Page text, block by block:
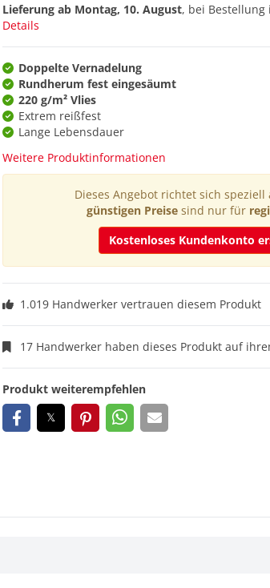
Lieferung ab Montag, 10. August, bei
Details
Doppelte Vernadelung
Rundherum fest eingesäumt
220 g/m² Vlies
Extrem reißfest
Lange Lebensdauer
Weitere Produktinformationen
Dieses Angebot richtet sich speziell
günstigen Preise sind nur für
Kostenloses Kundenkonto
1.019 Handwerker vertrauen diesem Produkt
17 Handwerker haben dieses Produkt auf
Produkt weiterempfehlen